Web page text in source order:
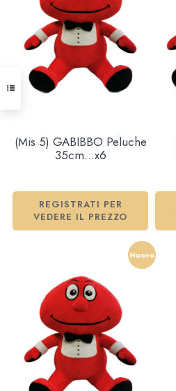
(Mis 5) GABIBBO Peluche
35cm…x6
REGISTRATI PER
VEDERE IL PREZZO
Nuovo